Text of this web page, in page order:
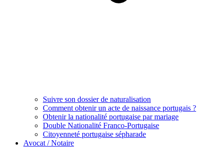
Suivre son dossier de naturalisation
Comment obtenir un acte de naissance portugais ?
Obtenir la nationalité portugaise par mariage
Double Nationalité Franco-Portugaise
Citoyenneté portugaise sépharade
Avocat / Notaire